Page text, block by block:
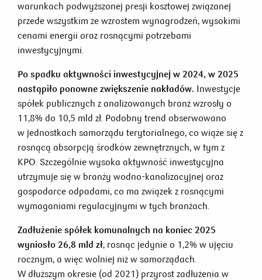
warunkach podwyższonej presji kosztowej związanej
przede wszystkim ze wzrostem wynagrodzeń, wysokimi
cenami energii oraz rosnącymi potrzebami
inwestycyjnymi.
Po spadku aktywności inwestycyjnej w 2024, w 2025
nastąpiło ponowne zwiększenie nakładów. Inwestycje
spółek publicznych z analizowanych branż wzrosły o
11,8% do 10,5 mld zł. Podobny trend obserwowano
w jednostkach samorządu terytorialnego, co wiąże się z
rosnącą absorpcją środków zewnętrznych, w tym z
KPO. Szczególnie wysoka aktywność inwestycyjna
utrzymuje się w branży wodno-kanalizacyjnej oraz
gospodarce odpadami, co ma związek z rosnącymi
wymaganiami regulacyjnymi w tych branżach.
Zadłużenie spółek komunalnych na koniec 2025
wyniosło 26,8 mld zł, rosnąc jedynie o 1,2% w ujęciu
rocznym, a więc wolniej niż w samorządach.
W dłuższym okresie (od 2021) przyrost zadłużenia w